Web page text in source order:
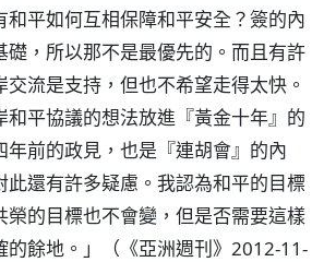
和平如何互相保障和平安全？簽的內
礎，所以那不是最優先的。而且有許
流是支持，但也不希望走得太快。
和平協議的想法放進『黃金十年』的
年前的政見，也是『連胡會』的內
此還有許多疑慮。我認為和平的目標
榮的目標也不會變，但是否需要這樣
的餘地。」（《亞洲週刊》2012-11-